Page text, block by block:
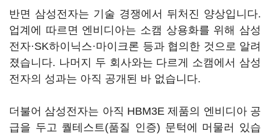
반면 삼성전자는 기술 경쟁에서 뒤처진 양상입니다.
업계에 따르면 엔비디아는 소캠 상용화를 위해 삼성
전자·SK하이닉스·마이크론 등과 협의한 것으로 알려
졌습니다. 나머지 두 회사와는 다르게 소캠에서 삼성
전자의 성과는 아직 공개된 바 없습니다.
더불어 삼성전자는 아직 HBM3E 제품의 엔비디아 공
급을 두고 퀄테스트(품질 인증) 문턱에 머물러 있습